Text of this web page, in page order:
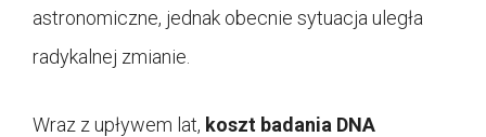
astronomiczne, jednak obecnie sytuacja uległa
radykalnej zmianie.
Wraz z upływem lat, koszt badania DNA